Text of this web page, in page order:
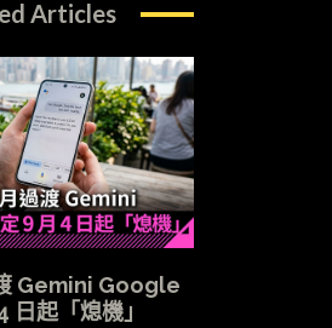
Articles
Gemini Google
日起「熄機」